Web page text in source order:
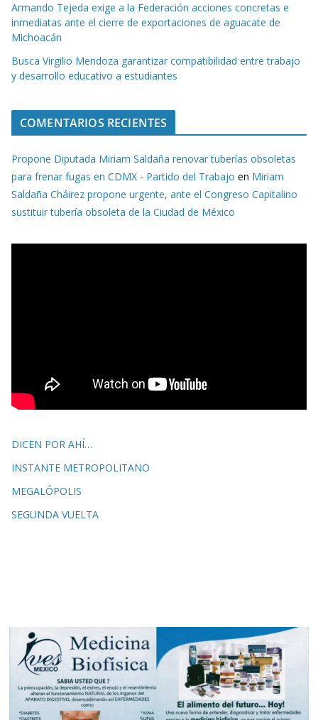
Armando Tejeda exige a la Federación acciones concretas e
inmediatas ante el cierre de exportaciones de aguacate de
Michoacán
Busca Virgilio Mendoza garantizar compatibilidad entre trabajo
y desarrollo educativo a estudiantes
COMENTARIOS RECIENTES
Propone Diputada Miriam Saldaña renovar tuberías obsoletas
para frenar fugas en CDMX - Partido del Trabajo en Miriam
Saldaña Cháirez propone urgente, ante el Congreso Capitalino
sustituir tubería obsoleta de la Ciudad de México
DICEN POR AHÍ…
INSTANTE METROPOLITANO
MEGALÓPOLIS
SEGUNDA VUELTA